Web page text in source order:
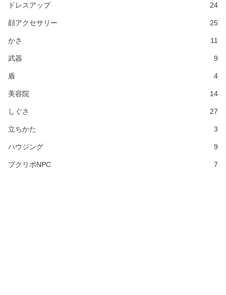
ドレスアップ 24
顔アクセサリー 25
かさ 11
武器 9
盾 4
美容院 14
しぐさ 27
立ちかた 3
ハウジング 9
プクリポNPC 7